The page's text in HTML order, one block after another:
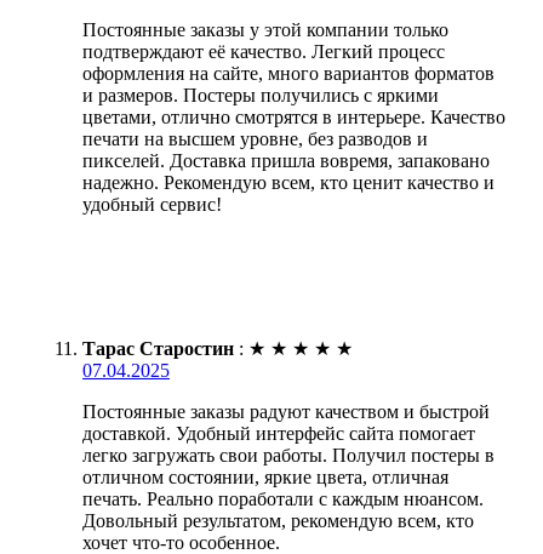
Постоянные заказы у этой компании только
подтверждают её качество. Легкий процесс
оформления на сайте, много вариантов форматов
и размеров. Постеры получились с яркими
цветами, отлично смотрятся в интерьере. Качество
печати на высшем уровне, без разводов и
пикселей. Доставка пришла вовремя, запаковано
надежно. Рекомендую всем, кто ценит качество и
удобный сервис!
Тарас Старостин : ★ ★ ★ ★ ★
07.04.2025
Постоянные заказы радуют качеством и быстрой
доставкой. Удобный интерфейс сайта помогает
легко загружать свои работы. Получил постеры в
отличном состоянии, яркие цвета, отличная
печать. Реально поработали с каждым нюансом.
Довольный результатом, рекомендую всем, кто
хочет что-то особенное.